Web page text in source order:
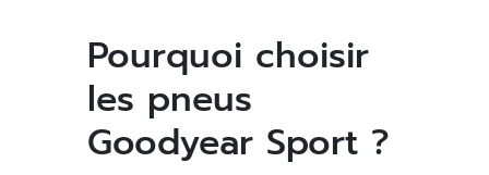
Pourquoi choisir
les pneus
Goodyear Sport ?